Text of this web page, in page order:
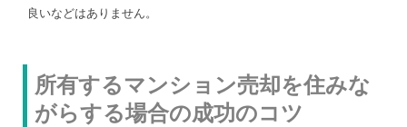
良いなどはありません。
所有するマンション売却を住みな
がらする場合の成功のコツ